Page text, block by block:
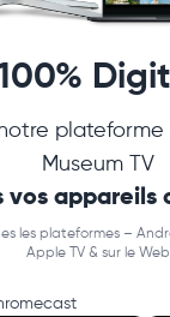
Museum TV
vos appareils
les plateformes –
Apple TV & sur le Web